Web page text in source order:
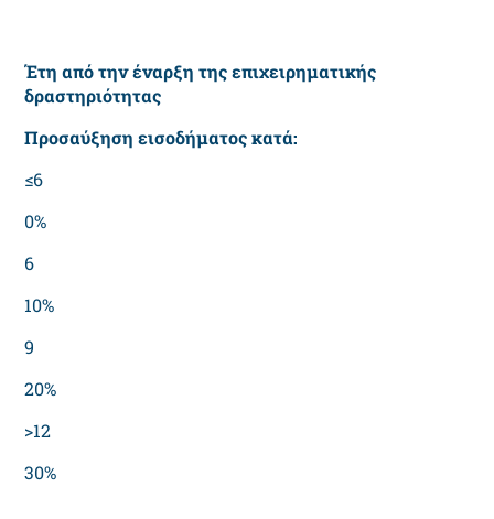
Έτη από την έναρξη της επιχειρηματικής
δραστηριότητας
Προσαύξηση εισοδήματος κατά:
≤6
0%
6
10%
9
20%
>12
30%